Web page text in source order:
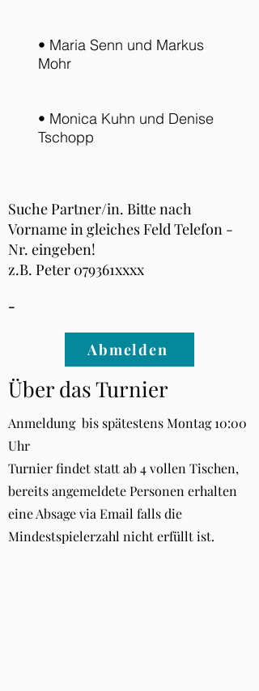
• Maria Senn und Markus
Mohr
• Monica Kuhn und Denise
Tschopp
Suche Partner/in. Bitte nach
Vorname in gleiches Feld Telefon -
Nr. eingeben!
z.B. Peter 079361xxxx
-
Abmelden
Über das Turnier
Anmeldung bis spätestens Montag 10:00
Uhr
Turnier findet statt ab 4 vollen Tischen,
bereits angemeldete Personen erhalten
eine Absage via Email falls die
Mindestspielerzahl nicht erfüllt ist.